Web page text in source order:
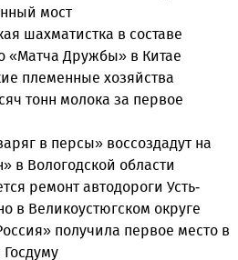
мост
шахматистка в составе
«Матча Дружбы» в Китае
племенные хозяйства
тонн молока за первое
в персы» воссоздадут на
в Вологодской области
ремонт автодороги Усть-
в Великоустюгском округе
получила первое место в